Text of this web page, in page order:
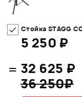
Стойка STAGG
5 250 ₽
= 32 625 ₽
36 250₽